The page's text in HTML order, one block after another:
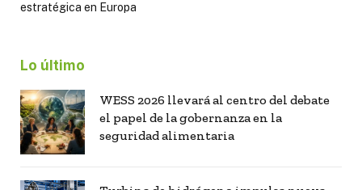
estratégica en Europa
Lo último
WESS 2026 llevará al centro del debate
el papel de la gobernanza en la
seguridad alimentaria